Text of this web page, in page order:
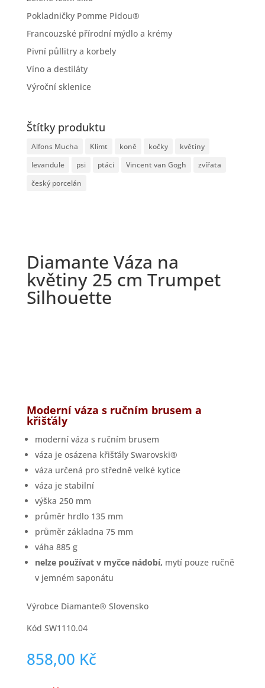
Pokladničky Pomme Pidou®
Francouzské přírodní mýdlo a krémy
Pivní půllitry a korbely
Víno a destiláty
Výroční sklenice
Štítky produktu
Alfons Mucha Klimt koně kočky
květiny
levandule
psi ptáci Vincent van Gogh
zvířata
český porcelán
Diamante Váza na
květiny 25 cm Trumpet
Silhouette
Moderní váza s ručním brusem a
křišťály
moderní váza s ručním brusem
váza je osázena křišťály Swarovski®
váza určená pro středně velké kytice
váza je stabilní
výška 250 mm
průměr hrdlo 135 mm
průměr základna 75 mm
váha 885 g
nelze používat v myčce nádobí, mytí pouze ručně
v jemném saponátu
Výrobce Diamante® Slovensko
Kód SW1110.04
858,00 Kč